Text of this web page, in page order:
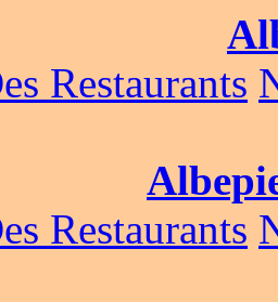
Restaurants
Restaurants